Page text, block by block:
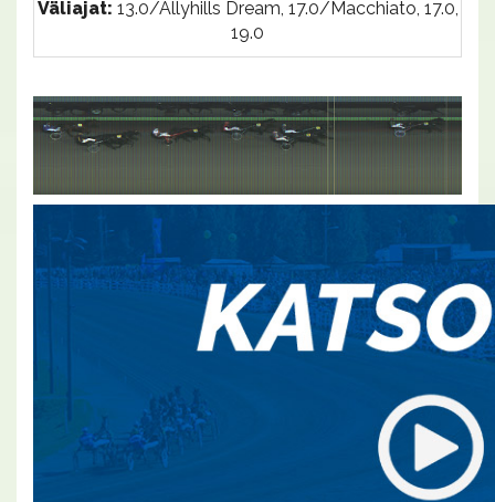
Väliajat: 13.0/Allyhills Dream, 17.0/Macchiato, 17.0,
19.0